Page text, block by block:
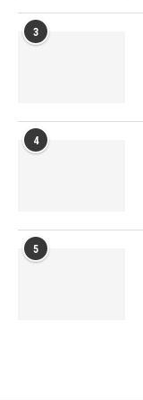
3
4
5